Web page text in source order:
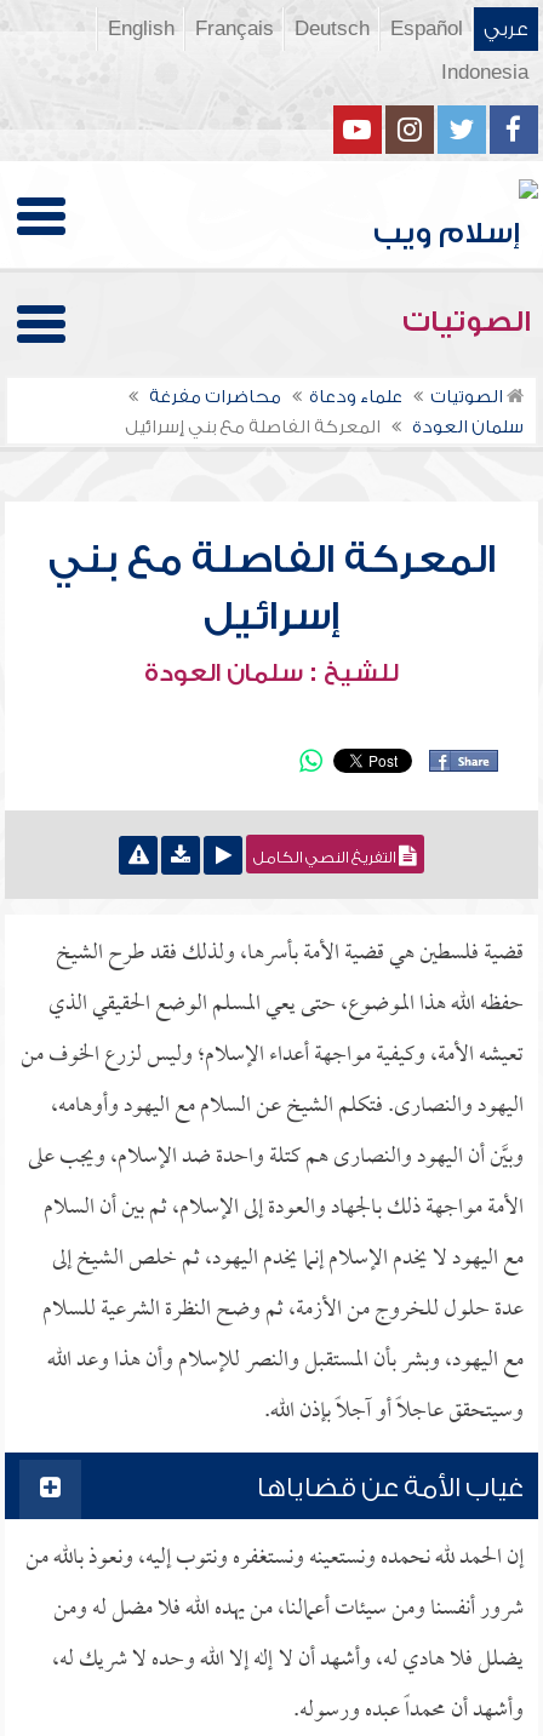
عربي Español
Deutsch
Français
English
Indonesia
الصوتيات
الصوتيات علماء ودعاة
محاضرات مفرغة
سلمان العودة
المعركة الفاصلة مع بني إسرائيل
المعركة الفاصلة مع بني
إسرائيل
للشيخ : سلمان العودة
التفريغ النصي الكامل
قضية فلسطين هي قضية الأمة بأسرها، ولذلك فقد طرح الشيخ
حفظه الله هذا الموضوع، حتى يعي المسلم الوضع الحقيقي الذي
تعيشه الأمة، وكيفية مواجهة أعداء الإسلام؛ وليس لزرع الخوف من
اليهود والنصارى. فتكلم الشيخ عن السلام مع اليهود وأوهامه،
وبيَّن أن اليهود والنصارى هم كتلة واحدة ضد الإسلام، ويجب على
الأمة مواجهة ذلك بالجهاد والعودة إلى الإسلام، ثم بين أن السلام
مع اليهود لا يخدم الإسلام إنما يخدم اليهود، ثم خلص الشيخ إلى
عدة حلول للخروج من الأزمة، ثم وضح النظرة الشرعية للسلام
مع اليهود، وبشر بأن المستقبل والنصر للإسلام وأن هذا وعد الله
وسيتحقق عاجلاً أو آجلاً بإذن الله.
غياب الأمة عن قضاياها
إن الحمد لله نحمده ونستعينه ونستغفره ونتوب إليه، ونعوذ بالله من
شرور أنفسنا ومن سيئات أعمالنا، من يهده الله فلا مضل له ومن
يضلل فلا هادي له، وأشهد أن لا إله إلا الله وحده لا شريك له،
وأشهد أن محمداً عبده ورسوله.